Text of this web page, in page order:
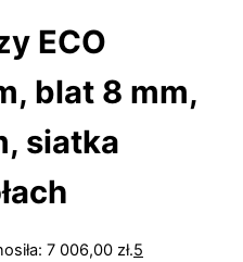
ECO
blat 8 mm,
siatka
7 006,00 zł.5